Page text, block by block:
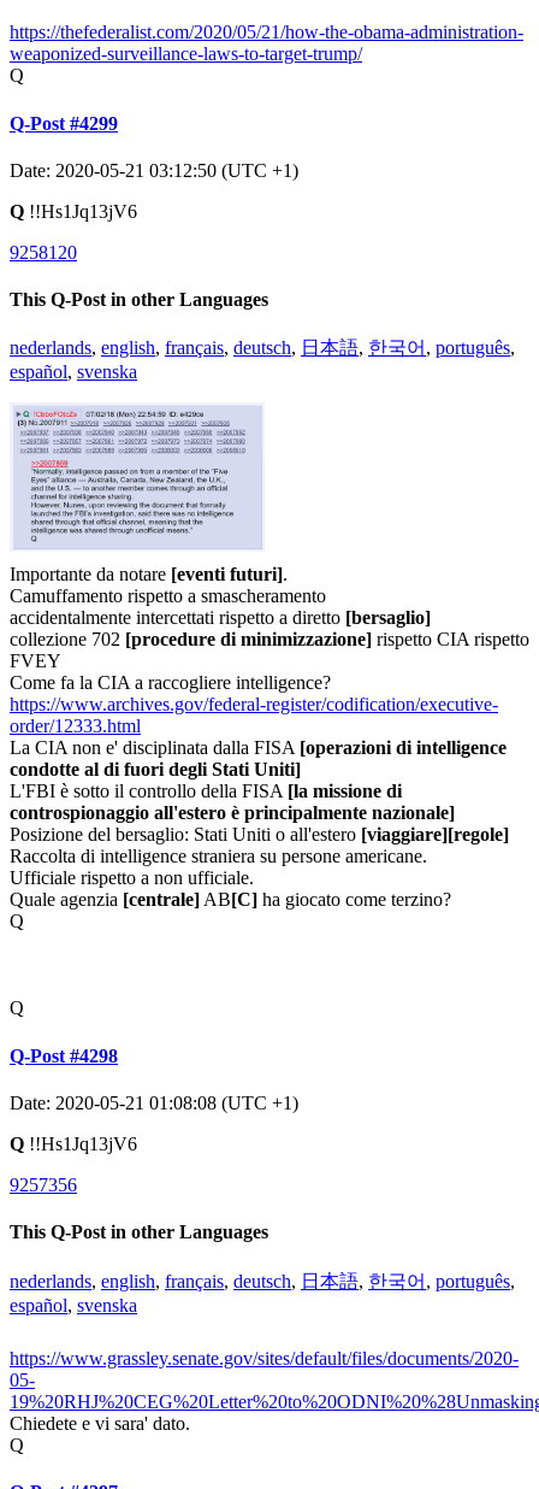
https://thefederalist.com/2020/05/21/how-the-obama-administration-
weaponized-surveillance-laws-to-target-trump/
Q
Q-Post #4299
Date: 2020-05-21 03:12:50 (UTC +1)
Q !!Hs1Jq13jV6
9258120
This Q-Post in other Languages
nederlands, english, français, deutsch, 日本語, 한국어 , português,
español, svenska
Importante da notare [eventi futuri].
Camuffamento rispetto a smascheramento
accidentalmente intercettati rispetto a diretto [bersaglio]
collezione 702 [procedure di minimizzazione] rispetto CIA rispetto
FVEY
Come fa la CIA a raccogliere intelligence?
https://www.archives.gov/federal-register/codification/executive-
order/12333.html
La CIA non e' disciplinata dalla FISA [operazioni di intelligence
condotte al di fuori degli Stati Uniti]
L'FBI è sotto il controllo della FISA [la missione di
controspionaggio all'estero è principalmente nazionale]
Posizione del bersaglio: Stati Uniti o all'estero [viaggiare] [regole]
Raccolta di intelligence straniera su persone americane.
Ufficiale rispetto a non ufficiale.
Quale agenzia [centrale] AB [C] ha giocato come terzino?
Q
Q
Q-Post #4298
Date: 2020-05-21 01:08:08 (UTC +1)
Q !!Hs1Jq13jV6
9257356
This Q-Post in other Languages
nederlands, english, français, deutsch, 日本語, 한국어 , português,
español, svenska
https://www.grassley.senate.gov/sites/default/files/documents/2020-
05-
Chiedete e vi sara' dato.
Q